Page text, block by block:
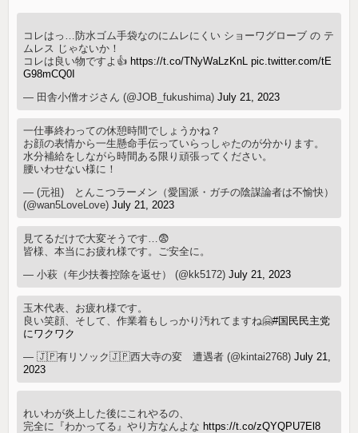
コレはっ…防水ゴム手袋なのにムレにくい ショーワグローブ の テ
ムレス じゃないか！
コレは良い物ですよ👍 https://t.co/TNyWaLzKnL pic.twitter.com/tE
G98mCQ0I
— 田舎小僧オジさん (@JOB_fukushima)July 21, 2023
一仕事終わっての休憩時間でしょうかね？
お顔の表情から一生懸命手伝っていらっしゃたのが分かります。
水分補給をしながら時間ある限り頑張ってください。
腰いわせない様に！
— (元祖) とんこつラーメン（愛国派・ガチの陰謀論者は不愉快）
(@wan5LoveLove)July 21, 2023
見てるだけで大変そうです…😨
皆様、本当にお疲れ様です。ご安全に。
— 小萩（年少扶養控除を返せ） (@kk5172)July 21, 2023
玉木代表、お疲れ様です。
良い笑顔、そして、作業着もしっかり汚れてますね🤗#国民民主党
にワクワク
— 🇯🇵有リソック🇯🇵西大寺の変 遭遇者 (@kintai2768)July 21,
2023
れいわが炎上した後にこれやるの、
完全に『わかってる』やり方なんよな https://t.co/zQYQPU7El8